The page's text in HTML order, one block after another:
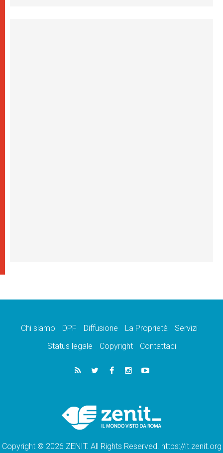
Chi siamo DPF Diffusione La Proprietà
Servizi
Status legale
Copyright Contattaci
Copyright © 2026 ZENIT. All Rights Reserved. https://it.zenit.org